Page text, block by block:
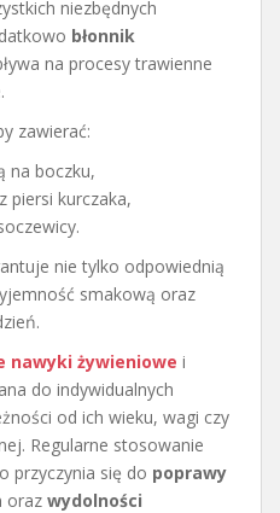
niezbędnych
błonnik
na procesy trawienne
zawierać:
na boczku,
piersi kurczaka,
nie tylko odpowiednią
smakową oraz
nawyki żywieniowe i
do indywidualnych
od ich wieku, wagi czy
Regularne stosowanie
przyczynia się do poprawy
oraz wydolności